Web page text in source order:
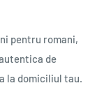
pentru romani,
de
la domiciliul tau.